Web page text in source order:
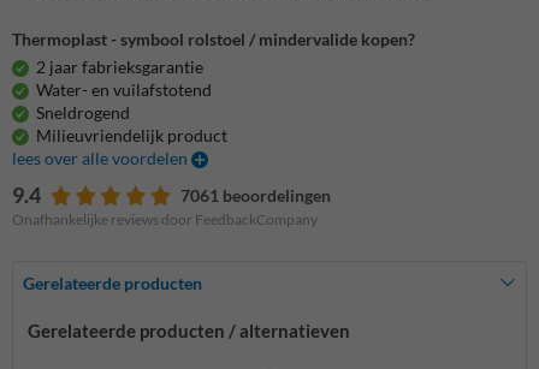
Thermoplast - symbool rolstoel / mindervalide kopen?
2 jaar fabrieksgarantie
Water- en vuilafstotend
Sneldrogend
Milieuvriendelijk product
lees over alle voordelen
9.4 7061 beoordelingen
Onafhankelijke reviews door FeedbackCompany
Gerelateerde producten
Gerelateerde producten / alternatieven